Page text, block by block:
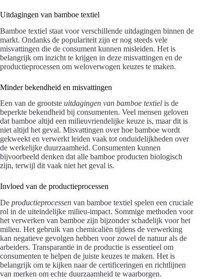
Uitdagingen van bamboe textiel
Bamboe textiel staat voor verschillende uitdagingen binnen de
markt. Ondanks de populariteit zijn er nog steeds vele
misvattingen die de consument kunnen misleiden. Het is
belangrijk om inzicht te krijgen in deze misvattingen en de
productieprocessen om weloverwogen keuzes te maken.
Minder bekendheid en misvattingen
Een van de grootste uitdagingen van bamboe textiel is de
beperkte bekendheid bij consumenten. Veel mensen geloven
dat bamboe altijd een milieuvriendelijke keuze is, maar dit is
niet altijd het geval. Misvattingen over hoe bamboe wordt
gekweekt en verwerkt leiden vaak tot onduidelijkheden over
de werkelijke duurzaamheid. Consumenten kunnen
bijvoorbeeld denken dat alle bamboe producten biologisch
zijn, terwijl dit vaak niet het geval is.
Invloed van de productieprocessen
De productieprocessen van bamboe textiel spelen een cruciale
rol in de uiteindelijke milieu-impact. Sommige methoden voor
het verwerken van bamboe zijn bijzonder schadelijk voor het
milieu. Het gebruik van chemicaliën tijdens de verwerking
kan negatieve gevolgen hebben voor zowel de natuur als de
arbeiders. Transparantie in de productie is essentieel om
consumenten te helpen de juiste keuzes te maken. Het is
belangrijk om te kijken naar de certificeringen en richtlijnen
van merken om echte duurzaamheid te waarborgen.